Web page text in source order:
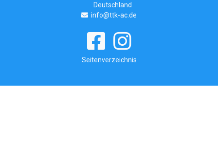
Deutschland
info@ttk-ac.de
Seitenverzeichnis